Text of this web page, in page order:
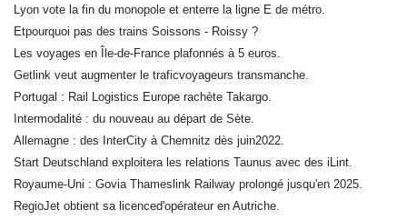
Lyon vote la fin du monopole et enterre la ligne E de métro.
Etpourquoi pas des trains Soissons - Roissy ?
Les voyages en Île-de-France plafonnés à 5 euros.
Getlink veut augmenter le traficvoyageurs transmanche.
Portugal : Rail Logistics Europe rachète Takargo.
Intermodalité : du nouveau au départ de Sète.
Allemagne : des InterCity à Chemnitz dès juin2022.
Start Deutschland exploitera les relations Taunus avec des iLint.
Royaume-Uni : Govia Thameslink Railway prolongé jusqu'en 2025.
RegioJet obtient sa licenced'opérateur en Autriche.